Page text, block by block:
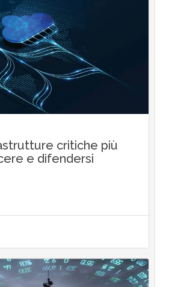
critiche più
e difendersi